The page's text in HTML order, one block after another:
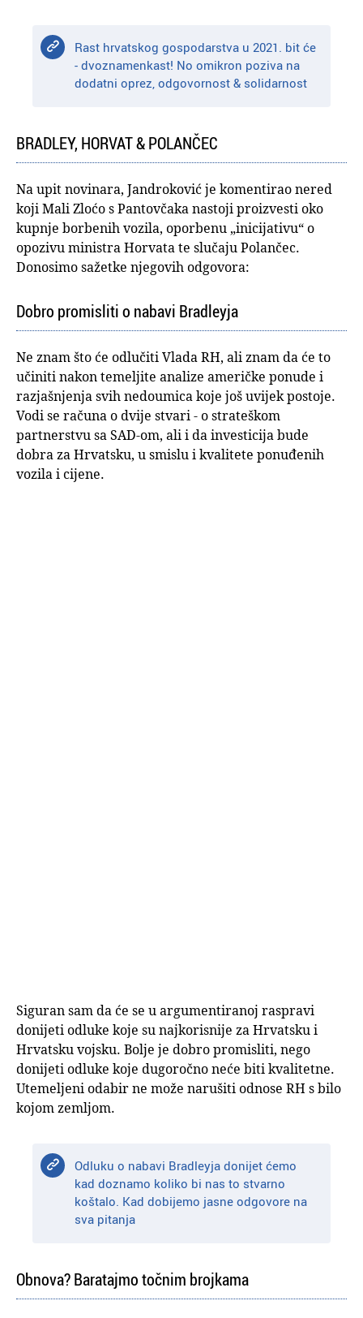
Rast hrvatskog gospodarstva u 2021. bit će
- dvoznamenkast! No omikron poziva na
dodatni oprez, odgovornost & solidarnost
BRADLEY, HORVAT & POLANČEC
Na upit novinara, Jandroković je komentirao nered
koji Mali Zloćo s Pantovčaka nastoji proizvesti oko
kupnje borbenih vozila, oporbenu „inicijativu“ o
opozivu ministra Horvata te slučaju Polančec.
Donosimo sažetke njegovih odgovora:
Dobro promisliti o nabavi Bradleyja
Ne znam što će odlučiti Vlada RH, ali znam da će to
učiniti nakon temeljite analize američke ponude i
razjašnjenja svih nedoumica koje još uvijek postoje.
Vodi se računa o dvije stvari - o strateškom
partnerstvu sa SAD-om, ali i da investicija bude
dobra za Hrvatsku, u smislu i kvalitete ponuđenih
vozila i cijene.
Siguran sam da će se u argumentiranoj raspravi
donijeti odluke koje su najkorisnije za Hrvatsku i
Hrvatsku vojsku. Bolje je dobro promisliti, nego
donijeti odluke koje dugoročno neće biti kvalitetne.
Utemeljeni odabir ne može narušiti odnose RH s bilo
kojom zemljom.
Odluku o nabavi Bradleyja donijet ćemo
kad doznamo koliko bi nas to stvarno
koštalo. Kad dobijemo jasne odgovore na
sva pitanja
Obnova? Baratajmo točnim brojkama